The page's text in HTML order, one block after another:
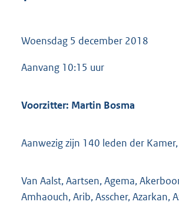
9
b
Woensdag 5 december 2018
Aanvang 10:15 uur
Voorzitter: Martin Bosma
Aanwezig zijn 140 leden der
Van Aalst, Aartsen, Agema,
Amhaouch, Arib, Asscher, Azarkan,